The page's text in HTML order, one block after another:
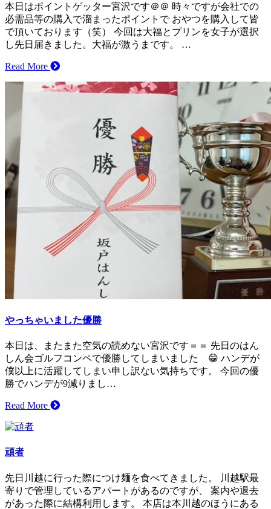
本日はポイントゲッター宮沢です＠＠ 時々ですが会社での
必需品等の購入で溜まったポイントで おやつを購入して皆
で頂いております（笑） 今回は大福とプリンを女子が選択
し先日届きました。大福が激うまです。 …
Read More
やっちゃいました優勝
本日は、またまた空気の読めない宮沢です＝＝ 先日のはん
しん会ゴルフコンペで優勝してしまいました 😁 ハンデが
僕以上に活躍してしまい申し訳ない気持ちです。 今回の優
勝でハンデが9減りまし…
Read More
頑者
先日川越に行った際につけ麺を食べてきました。 川越駅最
寄りで管理しているアパートがあるのですが、 案内や退去
があった際に結構利用します。 本店は本川越のほうにある